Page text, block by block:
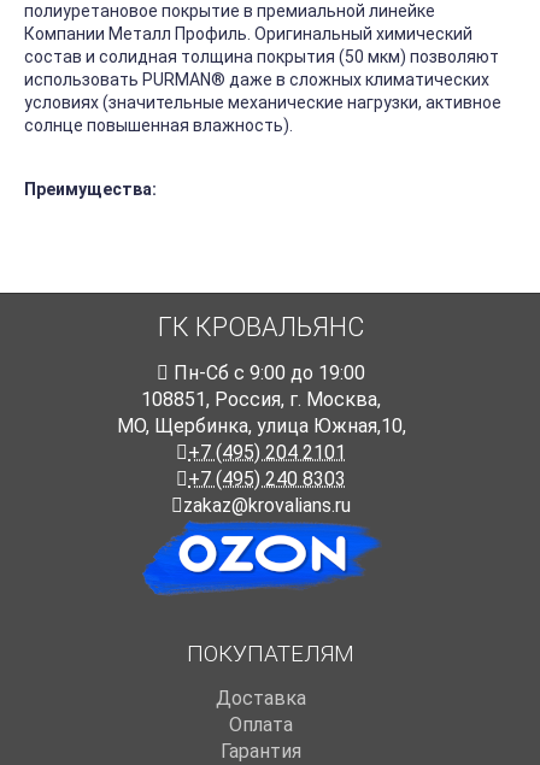
полиуретановое покрытие в премиальной линейке
Компании Металл Профиль. Оригинальный химический
состав и солидная толщина покрытия (50 мкм) позволяют
использовать PURMAN® даже в сложных климатических
условиях (значительные механические нагрузки, активное
солнце повышенная влажность).
Преимущества:
ГК КРОВАЛЬЯНС
Пн-Cб с 9:00 до 19:00
108851, Россия, г. Москва,
МО, Щербинка, улица Южная,10,
+7 (495) 204 2101
+7 (495) 240 8303
zakaz@krovalians.ru
ПОКУПАТЕЛЯМ
Доставка
Оплата
Гарантия